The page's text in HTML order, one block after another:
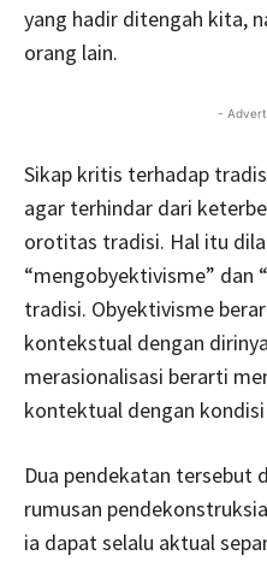
yang hadir ditengah kita,
orang lain.
-
Sikap kritis terhadap
agar terhindar dari
orotitas tradisi. Hal itu
“mengobyektivisme” dan
tradisi. Obyektivisme
kontekstual dengan
merasionalisasi berarti
kontektual dengan
Dua pendekatan tersebut
rumusan
ia dapat selalu aktual